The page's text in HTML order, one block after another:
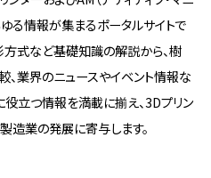
ゆる情報が集まるポータルサイトで
方式など基礎知識の解説から、樹
、業界のニュースやイベント情報な
立つ情報を満載に揃え、3Dプリン
造業の発展に寄与します。